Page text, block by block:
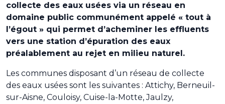
collecte des eaux usées via un réseau en
domaine public communément appelé « tout à
l’égout » qui permet d’acheminer les effluents
vers une station d’épuration des eaux
préalablement au rejet en milieu naturel.
Les communes disposant d’un réseau de collecte
des eaux usées sont les suivantes : Attichy, Berneuil-
sur-Aisne, Couloisy, Cuise-la-Motte, Jaulzy,